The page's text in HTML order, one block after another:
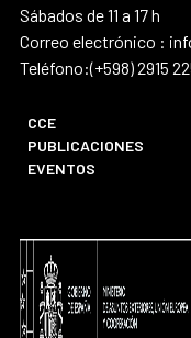
Sábados de 11 a 17 h
Correo electrónico :
Teléfono:(+598) 2915
CCE
PUBLICACIONES
EVENTOS